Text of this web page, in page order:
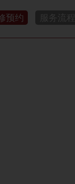
预约 服务流程